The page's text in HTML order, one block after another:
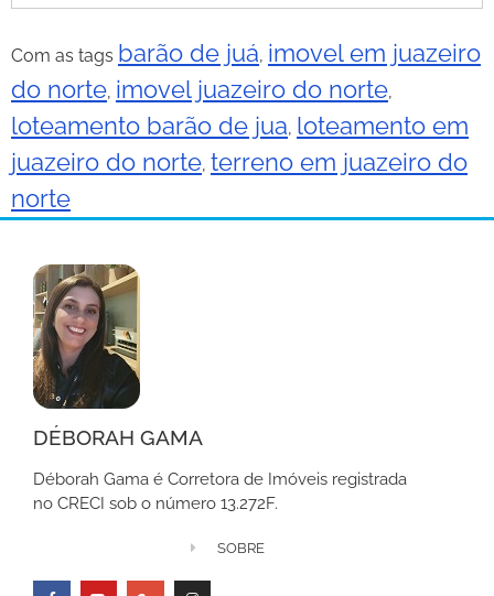
Com as tags barão de juá, imovel em juazeiro
do norte, imovel juazeiro do norte,
loteamento barão de jua, loteamento em
juazeiro do norte, terreno em juazeiro do
norte
DÉBORAH GAMA
Déborah Gama é Corretora de Imóveis registrada
no CRECI sob o número 13.272F.
SOBRE